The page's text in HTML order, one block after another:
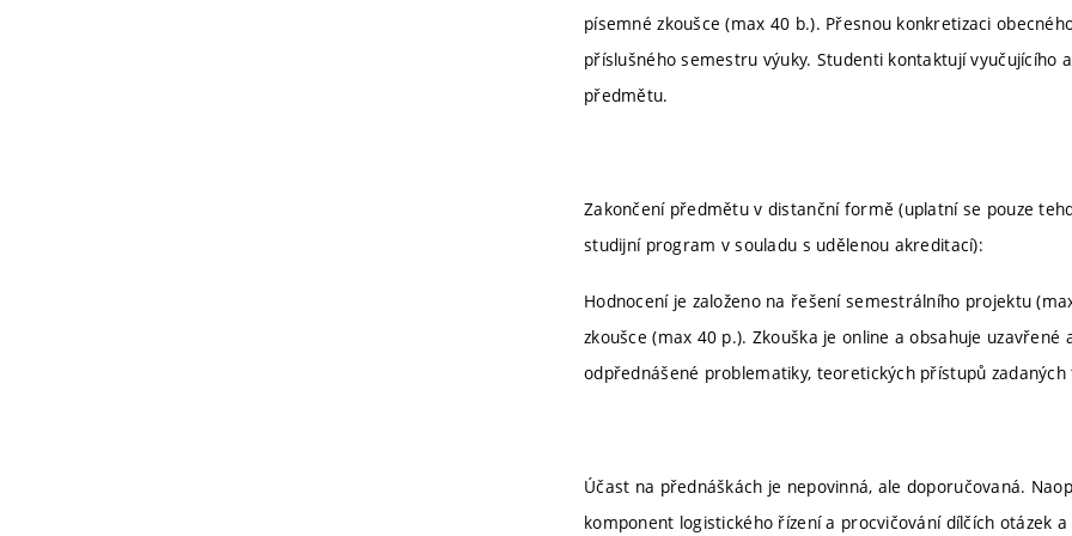
písemné zkoušce (max 40 b.). Přesnou konkretizaci
příslušného semestru výuky. Studenti kontaktují
předmětu.
Zakončení předmětu v distanční formě (uplatní se pouze
studijní program v souladu s udělenou akreditací):
Hodnocení je založeno na řešení semestrálního projektu
zkoušce (max 40 p.). Zkouška je online a obsahuje
odpřednášené problematiky, teoretických přístupů
Účast na přednáškách je nepovinná, ale doporučovaná.
komponent logistického řízení a procvičování dílčích otázek